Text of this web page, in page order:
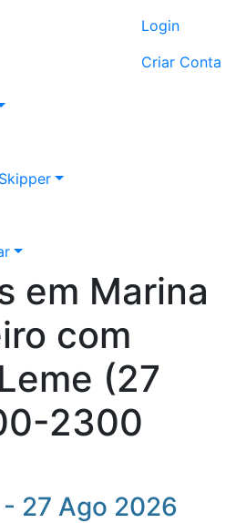
Login
Criar Conta
em Marina
com
(27
2300
27 Ago 2026